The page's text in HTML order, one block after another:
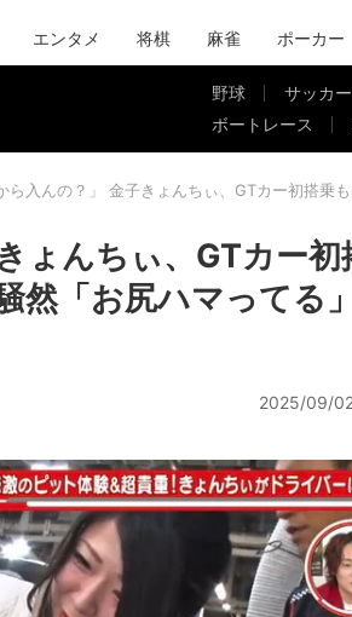
エンタメ 将棋 麻雀 ポーカー
野球 サッカー
ボートレース
ら入んの？」 金子きょんちぃ、GTカー初搭乗
ょんちぃ、GTカー初
「お尻ハマってる」
2025/09/